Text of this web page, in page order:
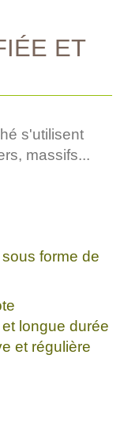
ET
s'utilisent
massifs...
forme de
longue durée
et régulière